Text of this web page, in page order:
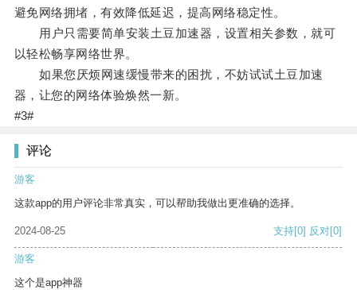
避免网络拥堵，有效降低延迟，提高网络稳定性。
用户只需要简单安装土豆加速器，设置相关参数，就可
以轻松畅享网络世界。
如果您厌烦网速缓慢带来的困扰，不妨试试土豆加速
器，让您的网络体验焕然一新。
#3#
评论
游客
这款app的用户评论非常真实，可以帮助我做出更准确的选择。
2024-08-25 支持[0] 反对[0]
游客
这个是app神器